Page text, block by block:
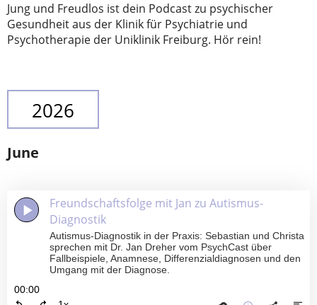
Jung und Freudlos ist dein Podcast zu psychischer
Gesundheit aus der Klinik für Psychiatrie und
Psychotherapie der Uniklinik Freiburg. Hör rein!
2026
June
Freundschaftsfolge mit Jan zu Autismus-
Diagnostik
Autismus-Diagnostik in der Praxis: Sebastian und Christa
sprechen mit Dr. Jan Dreher vom PsychCast über
Fallbeispiele, Anamnese, Differenzialdiagnosen und den
Umgang mit der Diagnose.
00:00